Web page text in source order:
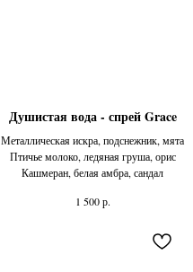
Душистая вода - спрей Grace
Металлическая искра, подснежник, мята
Птичье молоко, ледяная груша, орис
Кашмеран, белая амбра, сандал
1 500 р.